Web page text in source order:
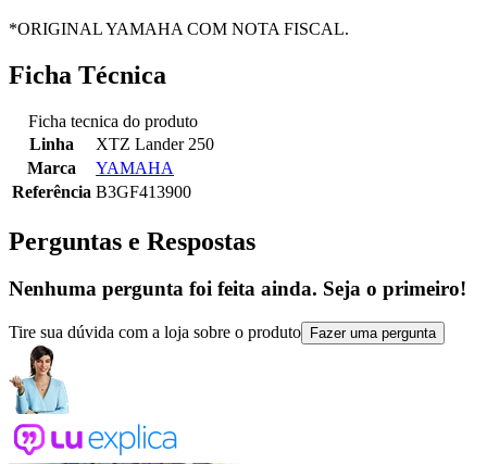
*ORIGINAL YAMAHA COM NOTA FISCAL.
Ficha Técnica
Ficha tecnica do produto
Linha
XTZ Lander 250
Marca
YAMAHA
Referência B3GF413900
Perguntas e Respostas
Nenhuma pergunta foi feita ainda. Seja o primeiro!
Tire sua dúvida com a loja sobre o produto Fazer uma pergunta